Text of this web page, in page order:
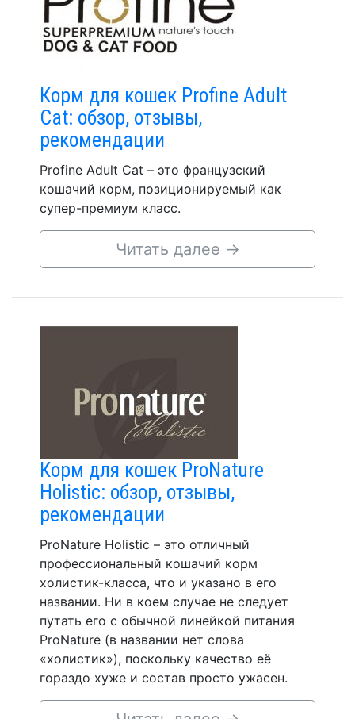
Корм для кошек Profine Adult
Cat: обзор, отзывы,
рекомендации
Profine Adult Cat – это французский
кошачий корм, позиционируемый как
супер-премиум класс.
Читать далее →
Корм для кошек ProNature
Holistic: обзор, отзывы,
рекомендации
ProNature Holistic – это отличный
профессиональный кошачий корм
холистик-класса, что и указано в его
названии. Ни в коем случае не следует
путать его с обычной линейкой питания
ProNature (в названии нет слова
«холистик»), поскольку качество её
гораздо хуже и состав просто ужасен.